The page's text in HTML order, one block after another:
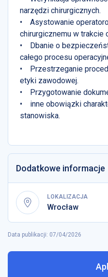
narzędzi chirurgicznych.
• Asystowanie
chirurgicznemu w trakcie
• Dbanie o
całego procesu
• Przestrzeganie
etyki zawodowej.
• Przygotowanie
• inne obowiązki
stanowiska.
Dodatkowe informacje
LOKALIZACJA
Wrocław
Data publikacji: 07/04/2026